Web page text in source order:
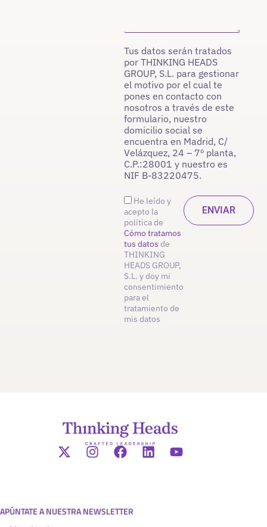
Tus datos serán tratados
por THINKING HEADS
GROUP, S.L. para gestionar
el motivo por el cual te
pones en contacto con
nosotros a través de este
formulario, nuestro
domicilio social se
encuentra en Madrid, C/
Velázquez, 24 – 7º planta,
C.P.:28001 y nuestro es
NIF B-83220475.
He leído y
acepto la
política de
Cómo tratamos
tus datos de
THINKING
HEADS GROUP,
S.L. y doy mi
consentimiento
para el
tratamiento de
mis datos
APÚNTATE A NUESTRA NEWSLETTER